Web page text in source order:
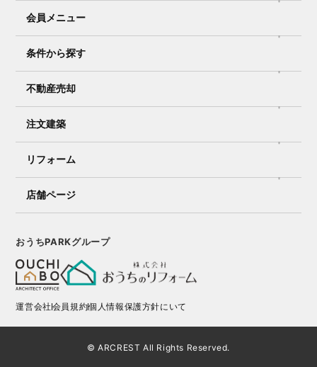
会員メニュー
条件から探す
不動産売却
注文建築
リフォーム
店舗ページ
おうちPARKグループ
運営会社会員規約個人情報保護方針にいて
© ARCREST All Rights Reserved.